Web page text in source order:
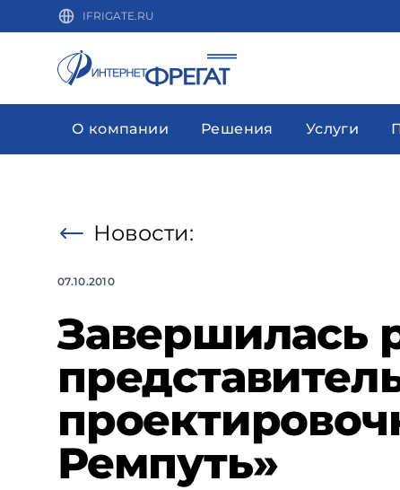
IFRIGATE.RU
О компании Решения Услуги
Новости:
07.10.2010
Завершилась
Ремпуть»